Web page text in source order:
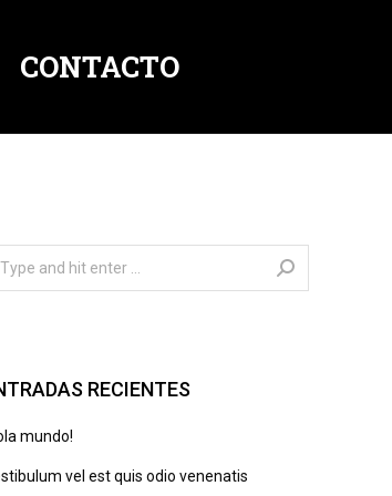
CONTACTO
RECIENTES
mundo!
vel est quis odio venenatis